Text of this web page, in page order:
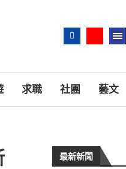
求職 社團 藝文
最新新聞